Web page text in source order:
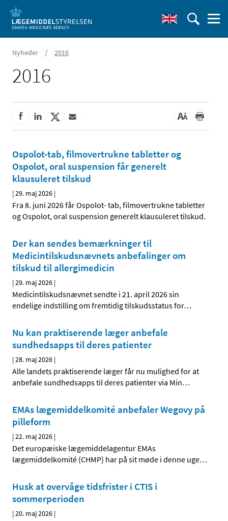
Nyheder / 2016
2016
Ospolot-tab, filmovertrukne tabletter og
Ospolot, oral suspension får generelt
klausuleret tilskud
|29. maj 2026 |
Fra 8. juni 2026 får Ospolot- tab, filmovertrukne tabletter
og Ospolot, oral suspension generelt klausuleret tilskud.
Der kan sendes bemærkninger til
Medicintilskudsnævnets anbefalinger om
tilskud til allergimedicin
|29. maj 2026 |
Medicintilskudsnævnet sendte i 21. april 2026 sin
endelige indstilling om fremtidig tilskudsstatus for…
Nu kan praktiserende læger anbefale
sundhedsapps til deres patienter
|28. maj 2026 |
Alle landets praktiserende læger får nu mulighed for at
anbefale sundhedsapps til deres patienter via Min…
EMAs lægemiddelkomité anbefaler Wegovy på
pilleform
|22. maj 2026 |
Det europæiske lægemiddelagentur EMAs
lægemiddelkomité (CHMP) har på sit møde i denne uge…
Husk at overvåge tidsfrister i CTIS i
sommerperioden
|20. maj 2026 |